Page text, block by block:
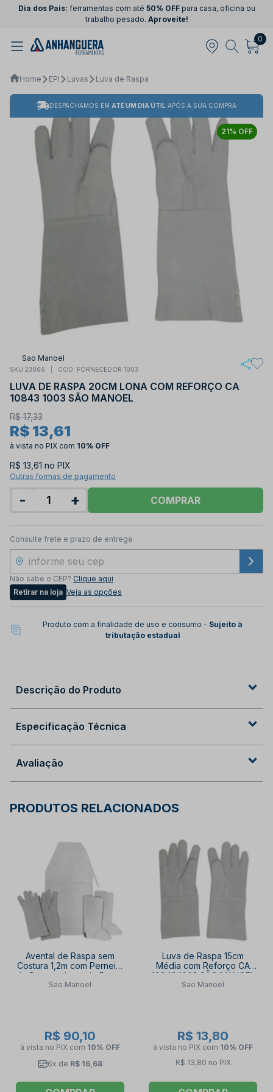
Dia dos Pais: ferramentas com até 50% OFFpara casa, oficina ou
trabalho pesado. Aproveite!
0
Home EPI Luvas Luva de Raspa
DESPACHAMOS EM ATÉ UM DIA ÚTIL APÓS A SUA COMPRA
21% OFF
Sao Manoel
SKU 23866 COD. FORNECEDOR 1003
LUVA DE RASPA 20CM LONA COM REFORÇO CA
10843 1003 SÃO MANOEL
R$ 17,33
R$ 13,61
à vista no PIX com 10% OFF
R$ 13,61 no PIX
Outras formas de pagamento
- + COMPRAR
Consulte frete e prazo de entrega
Não sabe o CEP? Clique aqui
Retirar na loja Veja as opções
Produto com a finalidade de uso e consumo - Sujeito à
tributação estadual
Descrição do Produto
Especificação Técnica
Avaliação
PRODUTOS RELACIONADOS
Avental de Raspa sem
Costura 1,2m com Perneira
de Raspa e Luva de Raspa
Média SÃO MANOEL
Sao Manoel
R$ 90,10
à vista no PIX com 10% OFF
6x de R$ 16,68
Luva de Raspa 15cm
Média com Reforço CA
10843 1002 SÃO MANOEL
Sao Manoel
R$ 13,80
à vista no PIX com 10% OFF
R$ 13,80 no PIX